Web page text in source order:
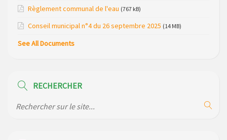
Règlementation de la Pêche (dates d’ouverture et
réserves) pour la saison 2026
Réunion d’installation du nouveau conseil municipal à
Règlement communal de l'eau (767 kB)
Conseil municipal n°4 du 26 septembre 2025 (14 MB)
See All Documents
RECHERCHER